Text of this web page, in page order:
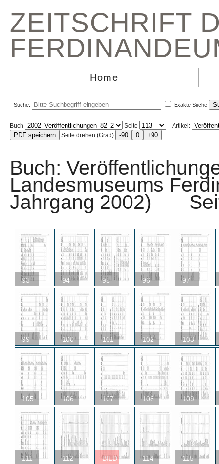
ZEITSCHRIFT
Home
Suche: Exakte Suche
Buch Seite
Artikel:
Seite drehen (Grad):
Buch:
Landesmuseums
Jahrgang 2002)
93 94 95 96 97
99 100 101 102 103
105 106 107 108 109
111 112 BILD 114 115